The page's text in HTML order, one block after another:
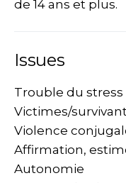
de 14 ans et plus.
Issues
Trouble du
Victimes/
Violence
Affirmation,
Autonomie